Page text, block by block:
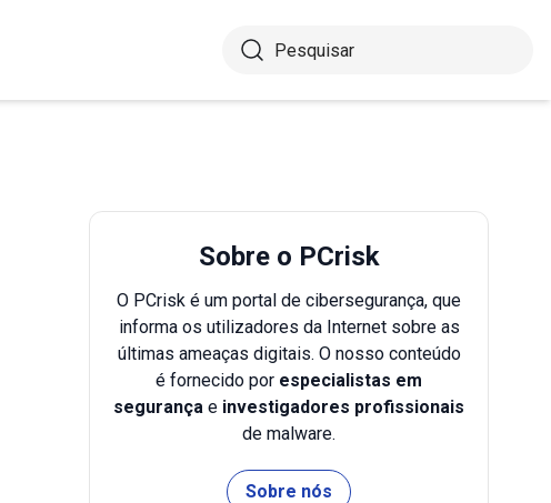
Sobre o PCrisk
O PCrisk é um portal de cibersegurança, que
informa os utilizadores da Internet sobre as
últimas ameaças digitais. O nosso conteúdo
é fornecido por especialistas em
segurança e investigadores profissionais
de malware.
Sobre nós